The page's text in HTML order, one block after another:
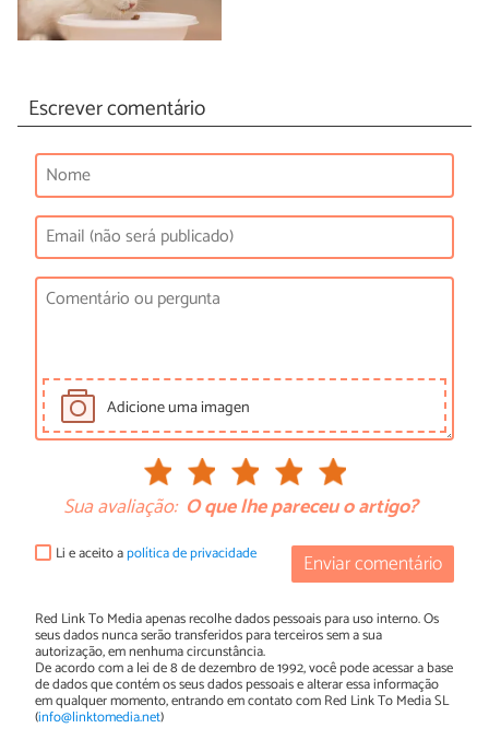
Escrever comentário
Adicione uma imagen
Sua avaliação: O que lhe pareceu o artigo?
Enviar comentário
Li e aceito apolítica de privacidade
Red Link To Media apenas recolhe dados pessoais para uso interno. Os
seus dados nunca serão transferidos para terceiros sem a sua
autorização, em nenhuma circunstância.
De acordo com a lei de 8 de dezembro de 1992, você pode acessar a base
de dados que contém os seus dados pessoais e alterar essa informação
em qualquer momento, entrando em contato com Red Link To Media SL
(info@linktomedia.net)